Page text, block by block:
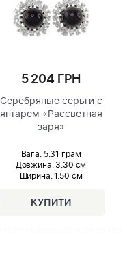
5 204 ГРН
Серебряные серьги с
янтарем «Рассветная
заря»
Вага: 5.31 грам
Довжина:3.30 см
Ширина: 1.50 см